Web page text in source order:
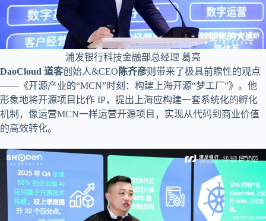
浦发银行科技金融部总经理 葛亮
DaoCloud 道客创始人&CEO 陈齐彦则带来了极具前瞻性的观点
——《开源产业的“MCN”时刻：构建上海开源“梦工厂”》。他
形象地将开源项目比作 IP，提出上海应构建一套系统化的孵化
机制，像运营MCN一样运营开源项目，实现从代码到商业价值
的高效转化。